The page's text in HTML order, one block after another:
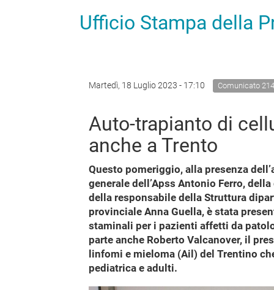
Ufficio Stampa della
Martedì, 18 Luglio 2023 - 17:10 Comunicato
Auto-trapianto di
anche a Trento
Questo pomeriggio, alla presenza
generale dell’Apss Antonio Ferro,
della responsabile della Struttura
provinciale Anna Guella, è stata
staminali per i pazienti affetti da
parte anche Roberto Valcanover, il
linfomi e mieloma (Ail) del Trentino
pediatrica e adulti.